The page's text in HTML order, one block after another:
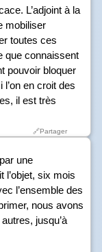
L’adjoint à la
mobiliser
toutes ces
que connaissent
pouvoir bloquer
en croit des
il est très
🔗Partager
une
l’objet, six mois
l’ensemble des
nous avons
jusqu’à